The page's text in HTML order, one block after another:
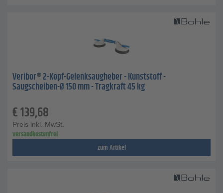
Veribor® 2-Kopf-Gelenksaugheber - Kunststoff -
Saugscheiben-Ø 150 mm - Tragkraft 45 kg
€139,68
Preis inkl. MwSt.
versandkostenfrei
zum Artikel